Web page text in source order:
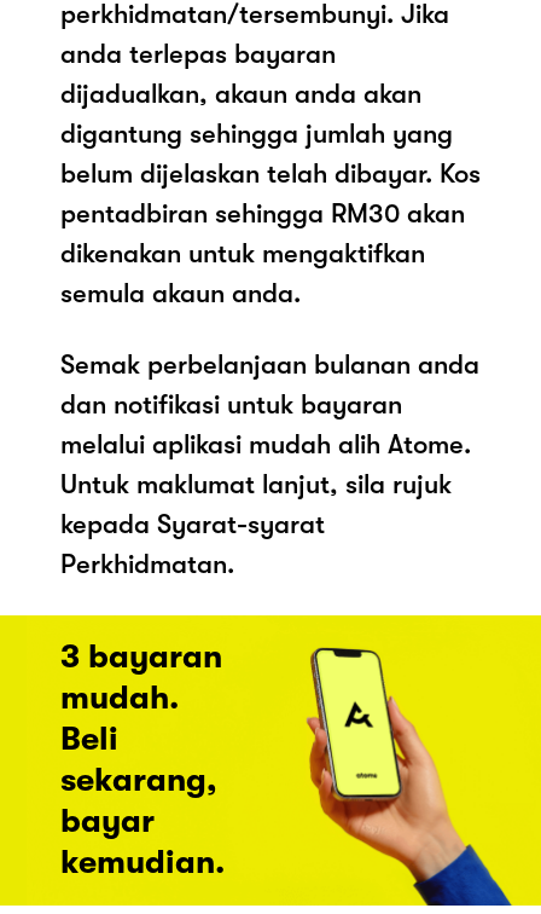
perkhidmatan/tersembunyi. Jika
anda terlepas bayaran
dijadualkan, akaun anda akan
digantung sehingga jumlah yang
belum dijelaskan telah dibayar. Kos
pentadbiran sehingga RM30 akan
dikenakan untuk mengaktifkan
semula akaun anda.
Semak perbelanjaan bulanan anda
dan notifikasi untuk bayaran
melalui aplikasi mudah alih Atome.
Untuk maklumat lanjut, sila rujuk
kepada Syarat-syarat
Perkhidmatan.
3 bayaran
mudah.
Beli
sekarang,
bayar
kemudian.